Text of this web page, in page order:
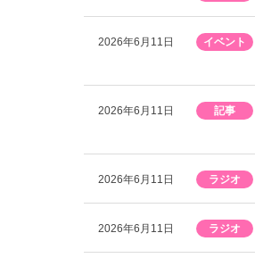
2026年6月11日 イベント
2026年6月11日 記事
2026年6月11日 ラジオ
2026年6月11日 ラジオ